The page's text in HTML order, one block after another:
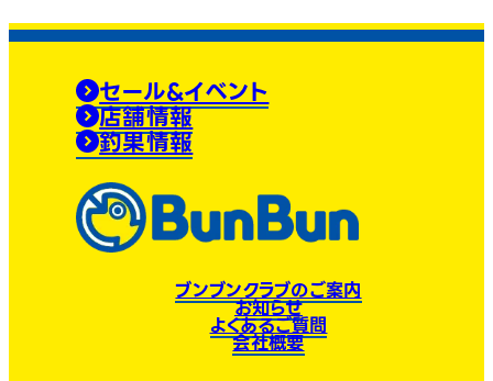
セール&イベント
店舗情報
釣果情報
ブンブンクラブのご案内
お知らせ
よくあるご質問
会社概要